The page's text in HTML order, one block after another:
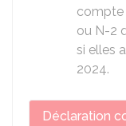
compte
ou N-2
si elles
2024.
Déclaration